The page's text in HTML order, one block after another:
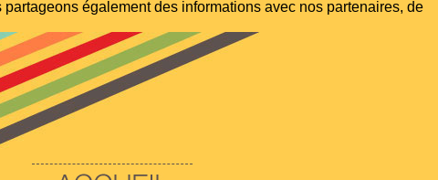
également des informations avec nos partenaires, de